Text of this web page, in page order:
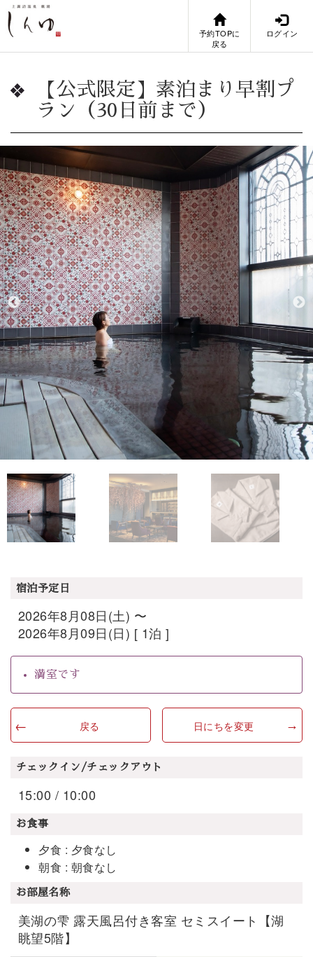
予約TOPに
戻る
ログイン
【公式限定】素泊まり早割プ
ラン（30日前まで）
宿泊予定日
2026年8月08日(土) 〜
2026年8月09日(日) [ 1泊 ]
満室です
戻る 日にちを変更
チェックイン/チェックアウト
15:00 / 10:00
お食事
夕食 : 夕食なし
朝食 : 朝食なし
お部屋名称
美湖の雫 露天風呂付き客室 セミスイート【湖
眺望5階】